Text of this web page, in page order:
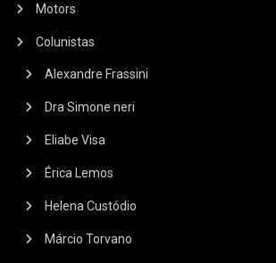
Motors
Colunistas
Alexandre Frassini
Dra Simone neri
Eliabe Visa
Érica Lemos
Helena Custódio
Márcio Torvano